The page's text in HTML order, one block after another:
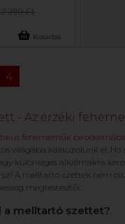
290 Ft
Kosárba
4
- Az érzéki
fehérneműk
világába kalauzolunk el. Ha
különleges alkalmakra
A melltartó szettek nem
megtestesítői.
a melltartó szettet?